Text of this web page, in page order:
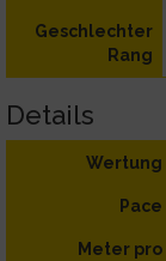
Geschlechter
Rang
Details
Wertung
Pace
Meter pro